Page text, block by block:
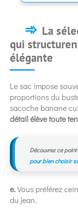
La
qui
élégante
Le sac impose
proportions du
sacoche banane
détail élève toute
Découvrez ce
pour bien choisir
e.Vous préférez
du jean.